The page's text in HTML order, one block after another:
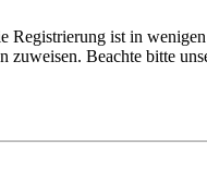
Registrierung ist in
Beachte bitte